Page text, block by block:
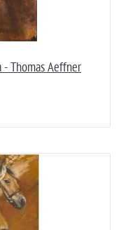
- Thomas Aeffner